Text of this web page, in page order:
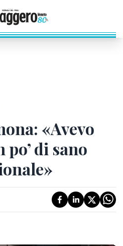
«Avevo
di sano